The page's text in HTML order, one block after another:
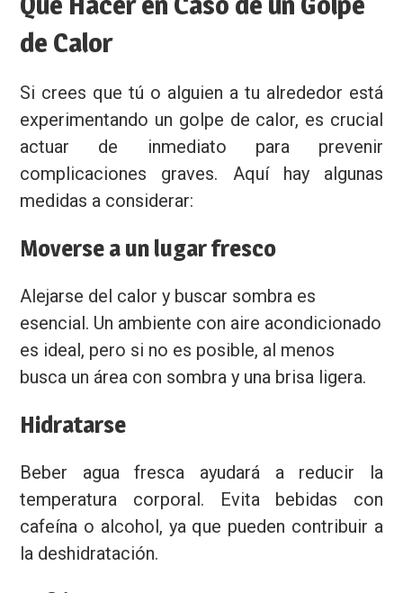
de Calor
Si crees que tú o alguien a tu alrededor está
experimentando un golpe de calor, es crucial
actuar de inmediato para prevenir
complicaciones graves. Aquí hay algunas
medidas a considerar:
Moverse a un lugar fresco
Alejarse del calor y buscar sombra es
esencial. Un ambiente con aire acondicionado
es ideal, pero si no es posible, al menos
busca un área con sombra y una brisa ligera.
Hidratarse
Beber agua fresca ayudará a reducir la
temperatura corporal. Evita bebidas con
cafeína o alcohol, ya que pueden contribuir a
la deshidratación.